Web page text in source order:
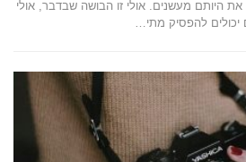
היותם מעשנים. אולי זו הבושה שבדבר, אולי
להפסיק מתי…